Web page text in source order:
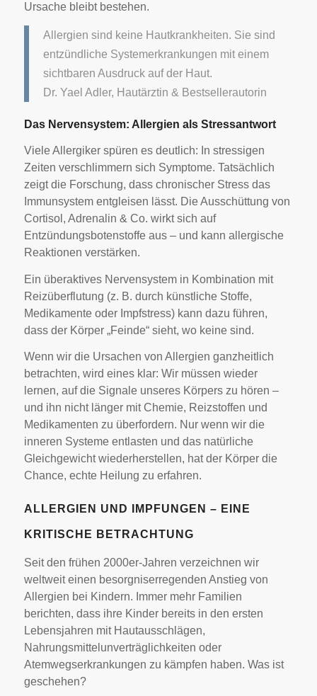
Ursache bleibt bestehen.
Allergien sind keine Hautkrankheiten. Sie sind
entzündliche Systemerkrankungen mit einem
sichtbaren Ausdruck auf der Haut.
Dr. Yael Adler, Hautärztin & Bestsellerautorin
Das Nervensystem: Allergien als Stressantwort
Viele Allergiker spüren es deutlich: In stressigen
Zeiten verschlimmern sich Symptome. Tatsächlich
zeigt die Forschung, dass chronischer Stress das
Immunsystem entgleisen lässt. Die Ausschüttung von
Cortisol, Adrenalin & Co. wirkt sich auf
Entzündungsbotenstoffe aus – und kann allergische
Reaktionen verstärken.
Ein überaktives Nervensystem in Kombination mit
Reizüberflutung (z. B. durch künstliche Stoffe,
Medikamente oder Impfstress) kann dazu führen,
dass der Körper „Feinde“ sieht, wo keine sind.
Wenn wir die Ursachen von Allergien ganzheitlich
betrachten, wird eines klar: Wir müssen wieder
lernen, auf die Signale unseres Körpers zu hören –
und ihn nicht länger mit Chemie, Reizstoffen und
Medikamenten zu überfordern. Nur wenn wir die
inneren Systeme entlasten und das natürliche
Gleichgewicht wiederherstellen, hat der Körper die
Chance, echte Heilung zu erfahren.
ALLERGIEN UND IMPFUNGEN – EINE
KRITISCHE BETRACHTUNG
Seit den frühen 2000er-Jahren verzeichnen wir
weltweit einen besorgniserregenden Anstieg von
Allergien bei Kindern. Immer mehr Familien
berichten, dass ihre Kinder bereits in den ersten
Lebensjahren mit Hautausschlägen,
Nahrungsmittelunverträglichkeiten oder
Atemwegserkrankungen zu kämpfen haben. Was ist
geschehen?